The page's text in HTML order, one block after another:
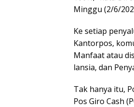
Minggu (2/6/
Ke setiap
Kantorpos,
Manfaat atau
lansia, dan
Tak hanya itu,
Pos Giro Cash